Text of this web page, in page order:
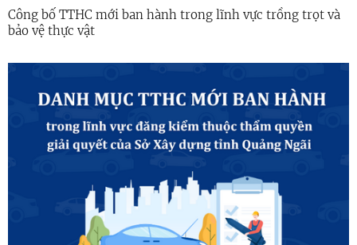
Công bố TTHC mới ban hành trong lĩnh vực trồng trọt và
bảo vệ thực vật